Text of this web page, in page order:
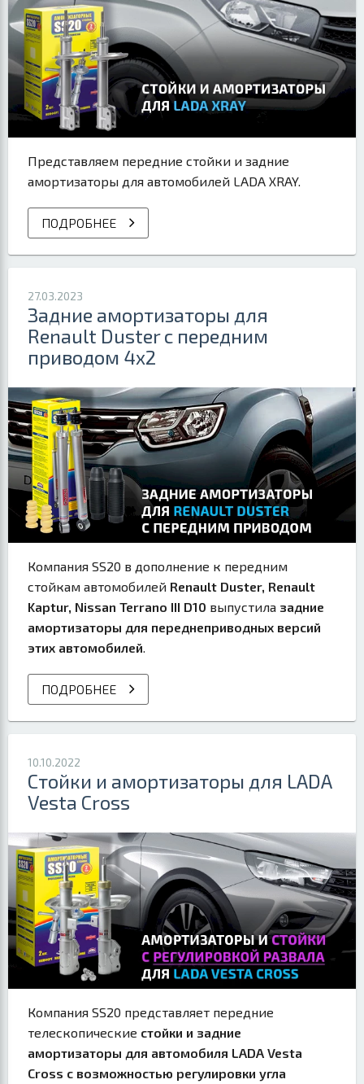
Представляем передние стойки и задние
амортизаторы для автомобилей LADA XRAY.
ПОДРОБНЕЕ
27.03.2023
Задние амортизаторы для
Renault Duster с передним
приводом 4x2
Компания SS20 в дополнение к передним
стойкам автомобилей Renault Duster, Renault
Kaptur, Nissan Terrano III D10 выпустила задние
амортизаторы для переднеприводных версий
этих автомобилей.
ПОДРОБНЕЕ
10.10.2022
Стойки и амортизаторы для LADA
Vesta Cross
Компания SS20 представляет передние
телескопические стойки и задние
амортизаторы для автомобиля LADA Vesta
Cross с возможностью регулировки угла